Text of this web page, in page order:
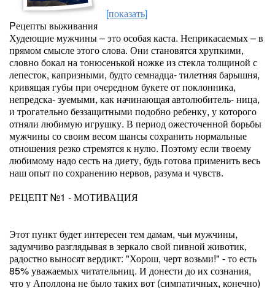
[показать]
Pецепты выживания
Худеющие мужчины – это особая каста. Неприкасаемых – в
прямом смысле этого слова. Они становятся хрупкими,
словно бокал на тонюсенькой ножке из стекла толщиной с
лепесток, капризными, будто семнадца- тилетняя барышня,
кривящая губы при очередном букете от поклонника,
непредска- зуемыми, как начинающая автолюбитель- ница,
и трогательно беззащитными подобно ребенку, у которого
отняли любимую игрушку. В период ожесточенной борьбы
мужчины со своим весом шансы сохранить нормальные
отношения резко стремятся к нулю. Поэтому если твоему
любимому надо сесть на диету, будь готова применить весь
наш опыт по сохранению нервов, разума и чувств.
РЕЦЕПТ №1 - МОТИВАЦИЯ
Этот пункт будет интересен тем дамам, чьи мужчины,
задумчиво разглядывая в зеркало свой пивной животик,
радостно выносят вердикт: "Хорош, черт возьми!" - то есть
85% уважаемых читательниц. И донести до их сознания,
что у Аполлона не было таких вот (симпатичных, конечно)